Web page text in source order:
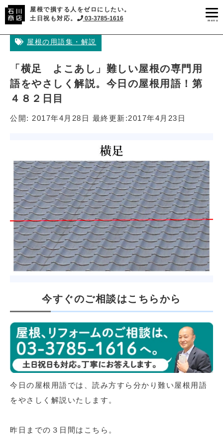
屋根で損する人をゼロにしたい。
土日祝も対応。
03-3785-1616 menu
屋根の用語集・解説
「横足 よこあし」難しい屋根の専門用
語をやさしく解説。今日の屋根用語！第
４８２日目
公開: 2017年4月28日 最終更新:2017年4月23日
今すぐのご相談はこちらから
今日の屋根用語では、読み方すら分かり難い屋根用語
をやさしく解説いたします。
昨日までの３日間はこちら。